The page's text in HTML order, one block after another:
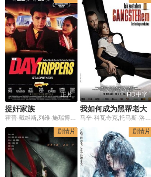
正片
捉奸家族
霍普·戴维斯,列维·施瑞博尔,Pat McNamara,Anne Meara,Parker Posey
HD中字
我如何成为黑帮老大
马辛·科瓦奇克,托马斯·洛索,Natalia Szroeder,Natalia Siwiec,让·弗里兹,亚当·沃诺维茨
剧情片 剧情片